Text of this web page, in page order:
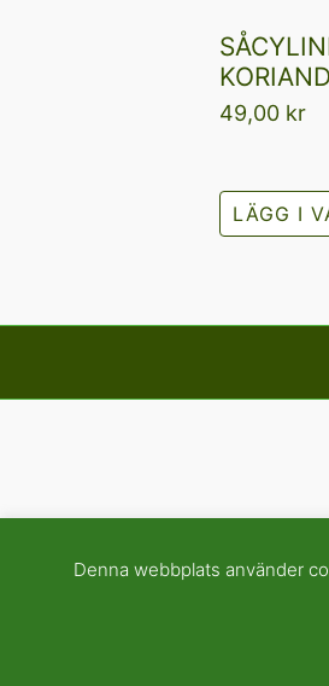
49,00 kr
LÄGG I
Denna webbplats använder